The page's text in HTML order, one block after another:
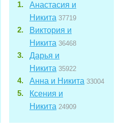
Анастасия и
Никита 37719
Виктория и
Никита 36468
Дарья и
Никита 35922
Анна и Никита 33004
Ксения и
Никита 24909